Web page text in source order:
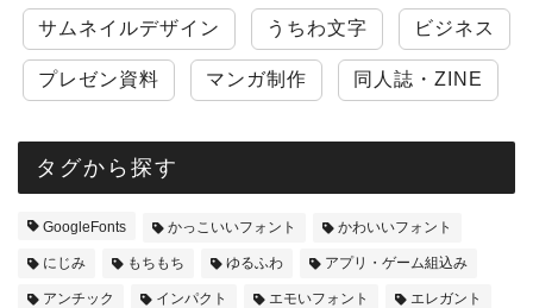
サムネイルデザイン うちわ文字 ビジネス
プレゼン資料 マンガ制作 同人誌・ZINE
タグから探す
GoogleFonts かっこいいフォント かわいいフォント
にじみ もちもち ゆるふわ アプリ・ゲーム組込み
アンチック インパクト エモいフォント エレガント